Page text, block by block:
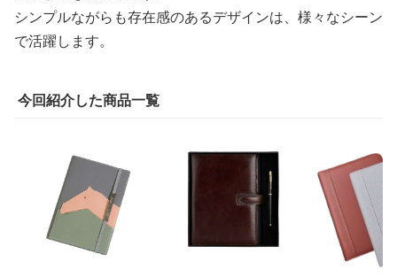
シンプルながらも存在感のあるデザインは、様々なシーン
で活躍します。
今回紹介した商品一覧